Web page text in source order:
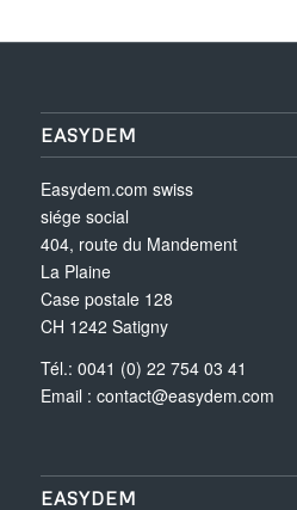
EASYDEM
Easydem.com swiss
siége social
404, route du Mandement
La Plaine
Case postale 128
CH 1242 Satigny
Tél.: 0041 (0) 22 754 03 41
Email : contact@easydem.com
EASYDEM